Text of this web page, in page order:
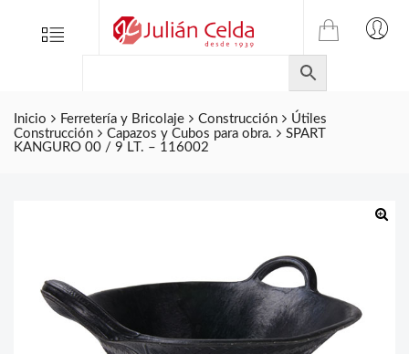
Menu
TIENDA
ONLINE
DE
JULIAN
CELDA
Inicio Ferretería y Bricolaje Construcción
Útiles
Construcción
Capazos y Cubos para obra.
SPART
KANGURO 00 / 9 LT. – 116002
Folletos
Contacto